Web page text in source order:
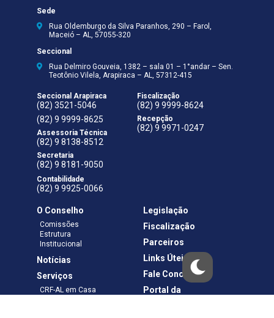
Sede
Rua Oldemburgo da Silva Paranhos, 290 – Farol,
Maceió – AL, 57055-320
Seccional
Rua Delmiro Gouveia, 1382 – sala 01 – 1°andar – Sen.
Teotônio Vilela, Arapiraca – AL, 57312-415
Seccional Arapiraca
(82) 3521-5046
(82) 9 9999-8625
Assessoria Técnica
(82) 9 8138-8512
Secretaria
(82) 9 8181-9050
Contabilidade
(82) 9 9925-0066
Fiscalização
(82) 9 9999-8624
Recepção
(82) 9 9971-0247
O Conselho
Comissões
Estrutura
Institucional
Notícias
Serviços
CRF-AL em Casa
Legislação
Fiscalização
Parceiros
Links Úteis
Fale Conosco
Portal da